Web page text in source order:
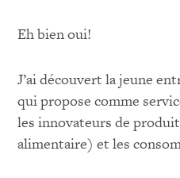
Eh bien oui!
J’ai découvert la jeune
qui propose comme
les innovateurs de
alimentaire) et les